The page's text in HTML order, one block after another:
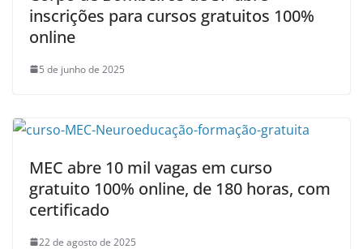
inscrições para cursos gratuitos 100%
online
5 de junho de 2025
MEC abre 10 mil vagas em curso
gratuito 100% online, de 180 horas, com
certificado
22 de agosto de 2025